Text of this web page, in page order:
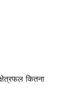
कितना